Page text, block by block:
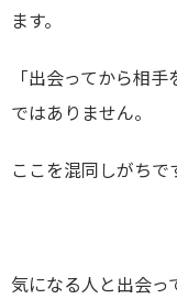
ます。
「出会ってから相
ではありません。
ここを混同しがちで
気になる人と出会っ